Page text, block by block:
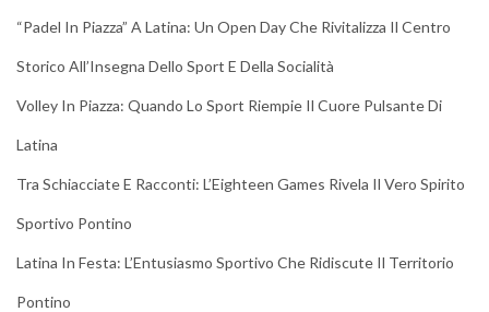
“Padel In Piazza” A Latina: Un Open Day Che Rivitalizza Il Centro
Storico All’Insegna Dello Sport E Della Socialità
Volley In Piazza: Quando Lo Sport Riempie Il Cuore Pulsante Di
Latina
Tra Schiacciate E Racconti: L’Eighteen Games Rivela Il Vero Spirito
Sportivo Pontino
Latina In Festa: L’Entusiasmo Sportivo Che Ridiscute Il Territorio
Pontino